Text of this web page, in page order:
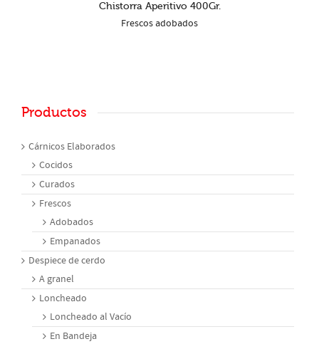
Chistorra Aperitivo 400Gr.
Frescos adobados
Productos
Cárnicos Elaborados
Cocidos
Curados
Frescos
Adobados
Empanados
Despiece de cerdo
A granel
Loncheado
Loncheado al Vacío
En Bandeja